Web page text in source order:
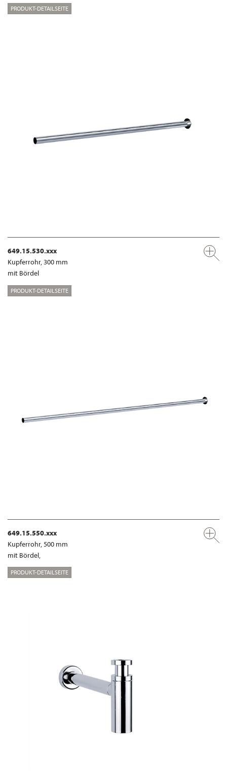
PRODUKT-DETAILSEITE
649.15.530.xxx
Kupferrohr, 300 mm
mit Bördel
PRODUKT-DETAILSEITE
649.15.550.xxx
Kupferrohr, 500 mm
mit Bördel,
PRODUKT-DETAILSEITE